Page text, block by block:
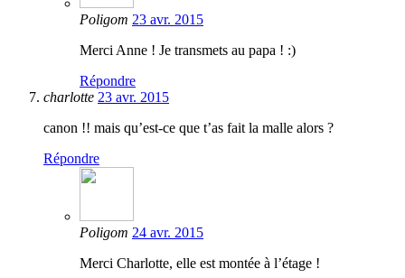
Poligom 23 avr. 2015
Merci Anne ! Je transmets au papa ! :)
Répondre
charlotte 23 avr. 2015
canon !! mais qu’est-ce que t’as fait la malle alors ?
Répondre
Poligom 24 avr. 2015
Merci Charlotte, elle est montée à l’étage !